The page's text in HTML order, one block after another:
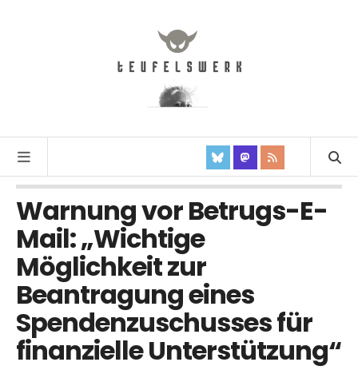
Warnung vor Betrugs-E-
Mail: „Wichtige
Möglichkeit zur
Beantragung eines
Spendenzuschusses für
finanzielle Unterstützung“